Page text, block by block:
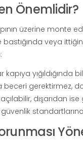
Önemlidir?
üzerine
veya
yığıldığında
gerektirmez,
dışarıdan
güvenlik